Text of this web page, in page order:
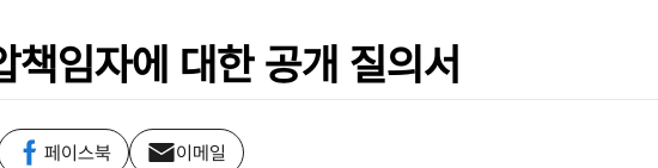
책임자에 대한 공개 질의서
페이스북 이메일